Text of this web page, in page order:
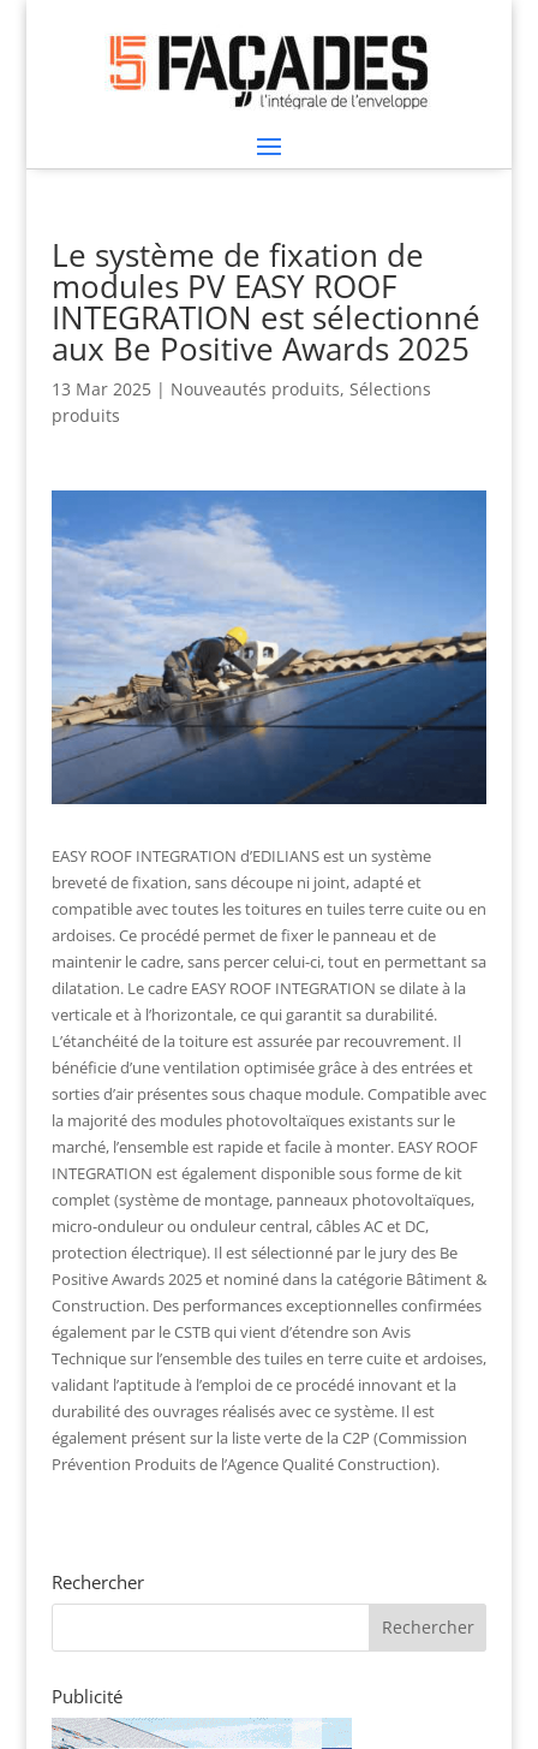
Le système de fixation de
modules PV EASY ROOF
INTEGRATION est sélectionné
aux Be Positive Awards 2025
13 Mar 2025| Nouveautés produits, Sélections
produits
EASY ROOF INTEGRATION d’EDILIANS est un système
breveté de fixation, sans découpe ni joint, adapté et
compatible avec toutes les toitures en tuiles terre cuite ou en
ardoises. Ce procédé permet de fixer le panneau et de
maintenir le cadre, sans percer celui-ci, tout en permettant sa
dilatation. Le cadre EASY ROOF INTEGRATION se dilate à la
verticale et à l’horizontale, ce qui garantit sa durabilité.
L’étanchéité de la toiture est assurée par recouvrement. Il
bénéficie d’une ventilation optimisée grâce à des entrées et
sorties d’air présentes sous chaque module. Compatible avec
la majorité des modules photovoltaïques existants sur le
marché, l’ensemble est rapide et facile à monter. EASY ROOF
INTEGRATION est également disponible sous forme de kit
complet (système de montage, panneaux photovoltaïques,
micro-onduleur ou onduleur central, câbles AC et DC,
protection électrique). Il est sélectionné par le jury des Be
Positive Awards 2025 et nominé dans la catégorie Bâtiment &
Construction. Des performances exceptionnelles confirmées
également par le CSTB qui vient d’étendre son Avis
Technique sur l’ensemble des tuiles en terre cuite et ardoises,
validant l’aptitude à l’emploi de ce procédé innovant et la
durabilité des ouvrages réalisés avec ce système. Il est
également présent sur la liste verte de la C2P (Commission
Prévention Produits de l’Agence Qualité Construction).
Rechercher
Publicité